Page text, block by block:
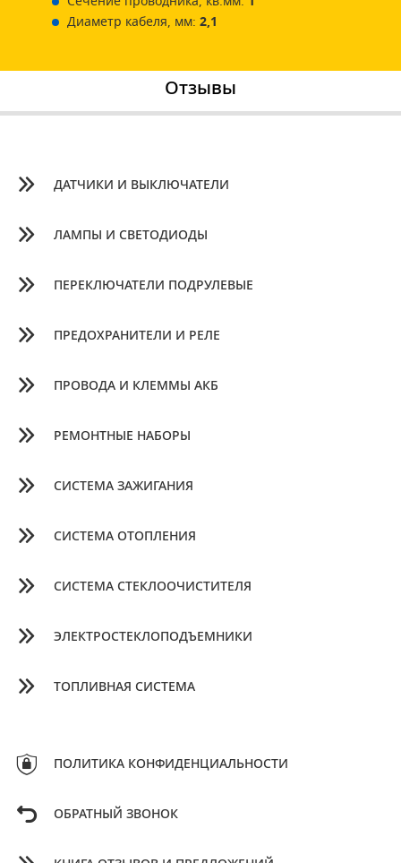
Диаметр кабеля, мм: 2,1
Отзывы
ДАТЧИКИ И ВЫКЛЮЧАТЕЛИ
ЛАМПЫ И СВЕТОДИОДЫ
ПЕРЕКЛЮЧАТЕЛИ ПОДРУЛЕВЫЕ
ПРЕДОХРАНИТЕЛИ И РЕЛЕ
ПРОВОДА И КЛЕММЫ АКБ
РЕМОНТНЫЕ НАБОРЫ
СИСТЕМА ЗАЖИГАНИЯ
СИСТЕМА ОТОПЛЕНИЯ
СИСТЕМА СТЕКЛООЧИСТИТЕЛЯ
ЭЛЕКТРОСТЕКЛОПОДЪЕМНИКИ
ТОПЛИВНАЯ СИСТЕМА
ПОЛИТИКА КОНФИДЕНЦИАЛЬНОСТИ
ОБРАТНЫЙ ЗВОНОК